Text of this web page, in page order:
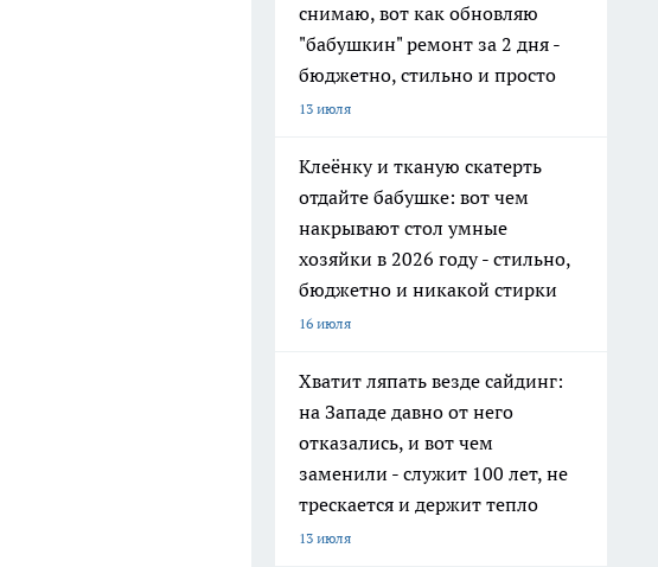
снимаю, вот как обновляю
"бабушкин" ремонт за 2 дня -
бюджетно, стильно и просто
13 июля
Клеёнку и тканую скатерть
отдайте бабушке: вот чем
накрывают стол умные
хозяйки в 2026 году - стильно,
бюджетно и никакой стирки
16 июля
Хватит ляпать везде сайдинг:
на Западе давно от него
отказались, и вот чем
заменили - служит 100 лет, не
трескается и держит тепло
13 июля